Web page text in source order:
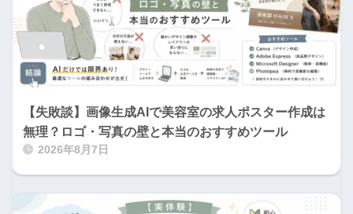
【失敗談】画像生成AIで美容室の求人ポスター作成は
無理？ロゴ・写真の壁と本当のおすすめツール
2026年8月7日